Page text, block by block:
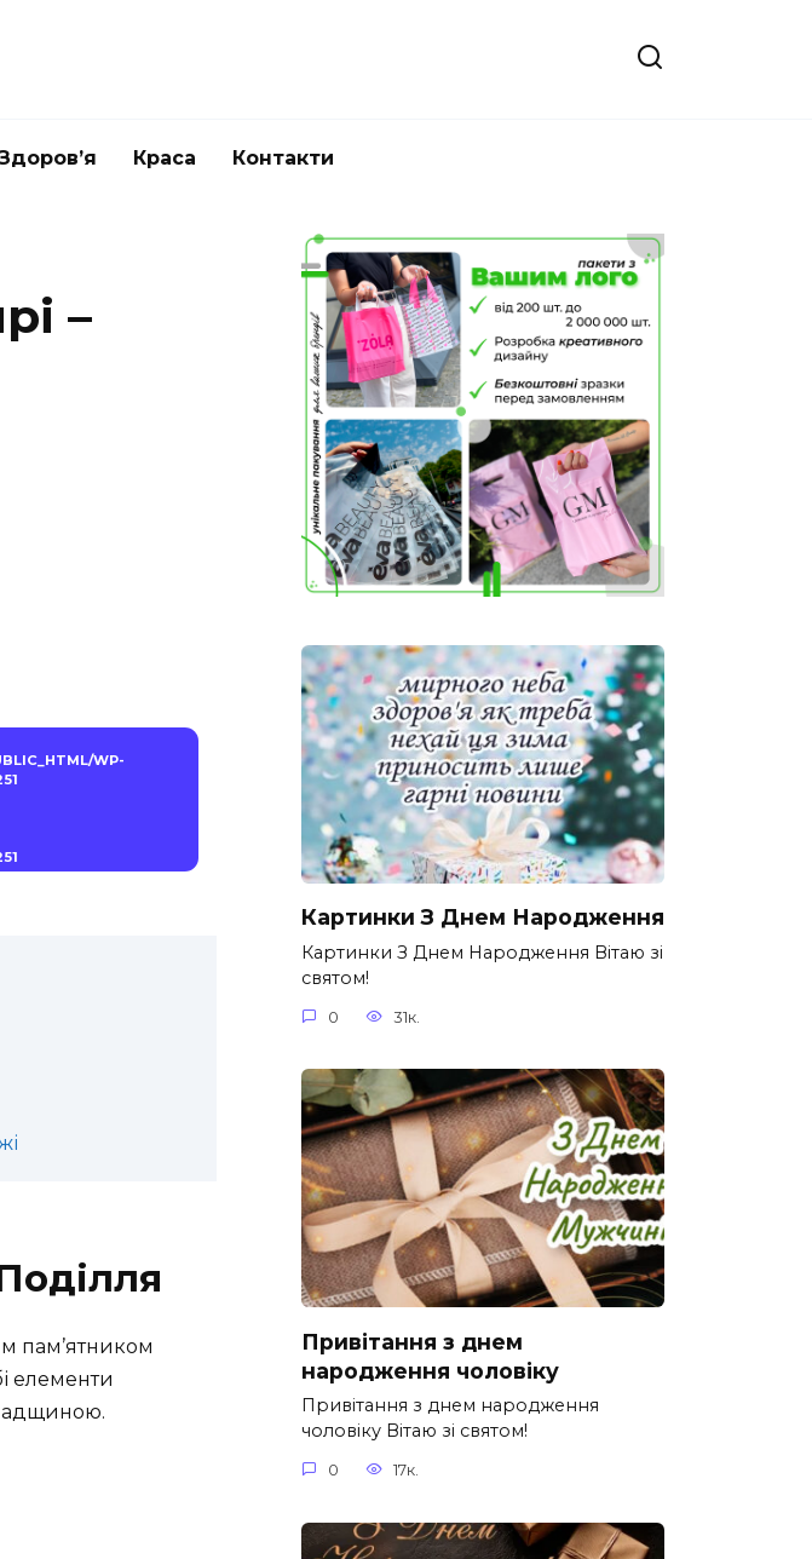
Краса Контакти
–
WP-
пам’ятником
елементи
Картинки З Днем Народження
Картинки З Днем Народження Вітаю зі
святом!
0 31к.
Привітання з днем
народження чоловіку
Привітання з днем народження
чоловіку Вітаю зі святом!
0 17к.